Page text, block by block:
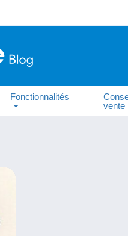
Fonctionnalités
vente